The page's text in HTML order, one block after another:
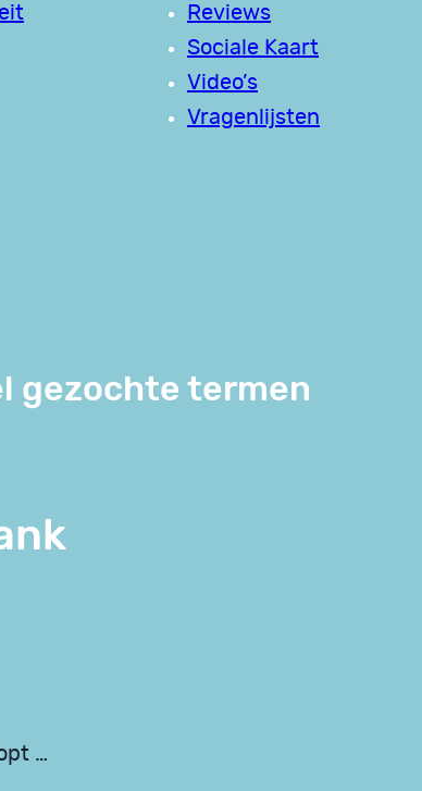
Reviews
Sociale Kaart
Video’s
Vragenlijsten
gezochte termen
…